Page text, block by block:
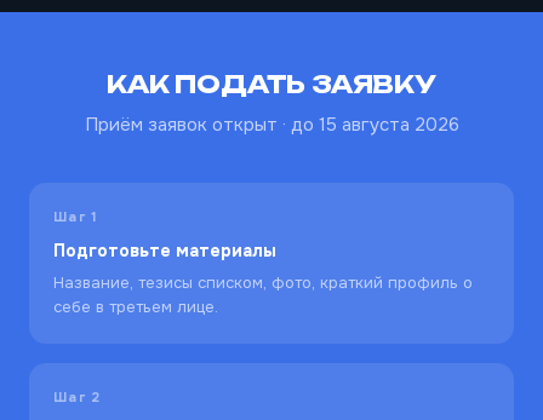
КАК ПОДАТЬ ЗАЯВКУ
Приём заявок открыт · до 15 августа 2026
Шаг 1
Подготовьте материалы
Название, тезисы списком, фото, краткий профиль о
себе в третьем лице.
Шаг 2
Оферта
напрямую оплачивать организаторам)
Другие документы
Политика обработки персональных данных